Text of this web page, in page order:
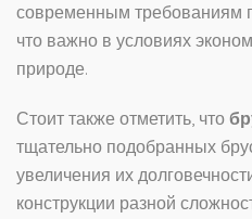
современным требованиям
что важно в условиях
природе.
Стоит также отметить, что
тщательно подобранных
увеличения их
конструкции разной